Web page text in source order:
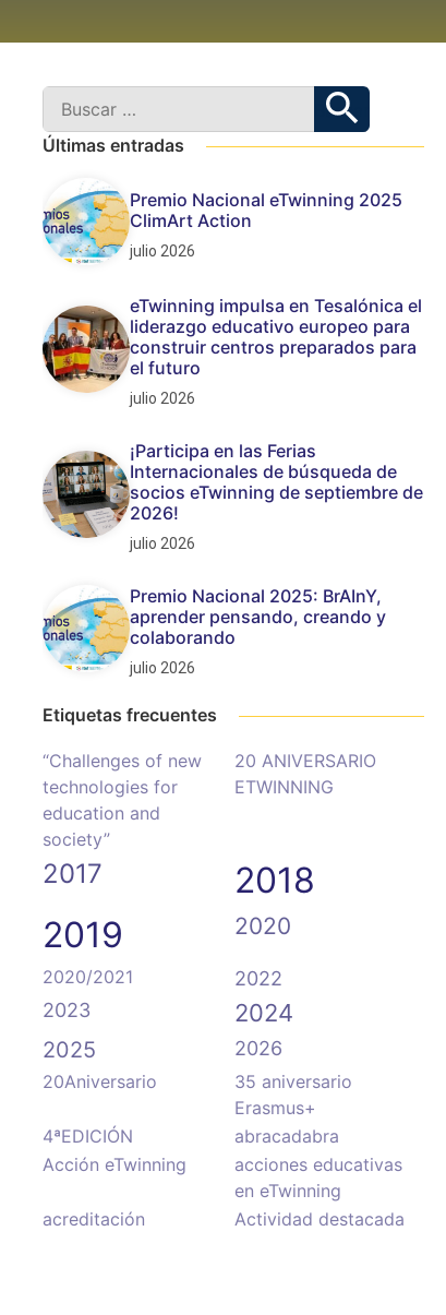
Últimas entradas
Premio Nacional eTwinning 2025
ClimArt Action
julio 2026
eTwinning impulsa en Tesalónica el
liderazgo educativo europeo para
construir centros preparados para
el futuro
julio 2026
¡Participa en las Ferias
Internacionales de búsqueda de
socios eTwinning de septiembre de
2026!
julio 2026
Premio Nacional 2025: BrAInY,
aprender pensando, creando y
colaborando
julio 2026
Etiquetas frecuentes
“Challenges of new
technologies for
education and
society”
20 ANIVERSARIO
ETWINNING
2017
2018
2019
2020
2020/2021
2022
2023
2024
2025 2026
20Aniversario
35 aniversario
Erasmus+
4ªEDICIÓN
abracadabra
Acción eTwinning
acciones educativas
en eTwinning
acreditación
Actividad destacada